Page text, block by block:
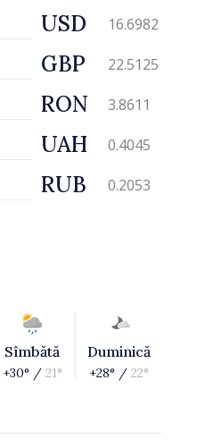
USD 16.6982
GBP 22.5125
RON 3.8611
UAH 0.4045
RUB 0.2053
Sîmbătă
+30° / 21°
Duminică
+28° / 22°